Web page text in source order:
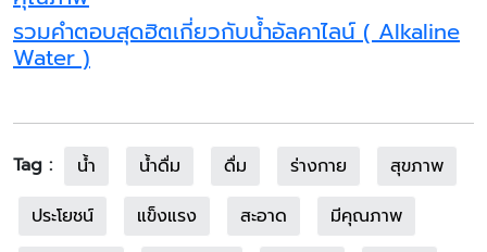
รวมคำตอบสุดฮิตเกี่ยวกับน้ำอัลคาไลน์ ( Alkaline
Water )
Tag : น้ำ น้ำดื่ม ดื่ม ร่างกาย
สุขภาพ
ประโยชน์
แข็งแรง สะอาด
มีคุณภาพ